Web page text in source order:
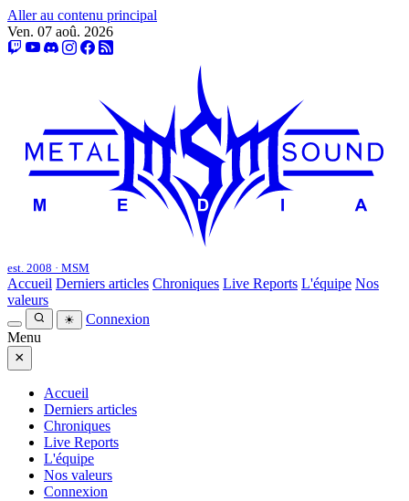
Aller au contenu principal
Ven. 07 aoû. 2026
est. 2008 · MSM
Accueil Derniers articles Chroniques Live Reports L'équipe Nos
valeurs
☀
Connexion
Menu
×
Accueil
Derniers articles
Chroniques
Live Reports
L'équipe
Nos valeurs
Connexion